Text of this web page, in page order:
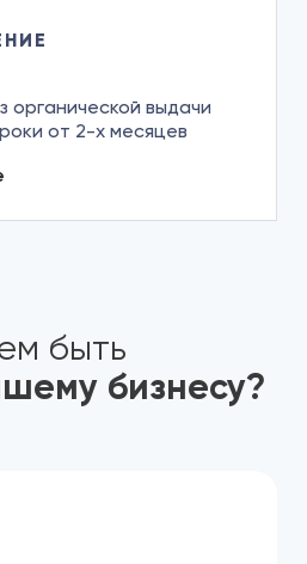
органической выдачи
от 2-х месяцев
быть
бизнесу?